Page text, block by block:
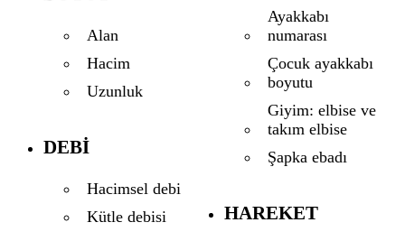
Alan
Hacim
Uzunluk
DEBI
Hacimsel debi
Kütle debisi
Ayakkabı
numarası
Çocuk ayakkabı
boyutu
Giyim: elbise ve
takım elbise
Şapka ebadı
HAREKET